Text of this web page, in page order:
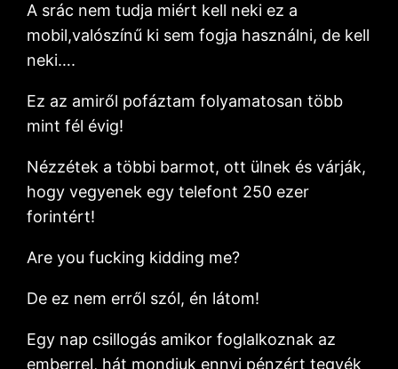
A srác nem tudja miért kell neki ez a
mobil,valószínű ki sem fogja használni, de kell
neki….
Ez az amiről pofáztam folyamatosan több
mint fél évig!
Nézzétek a többi barmot, ott ülnek és várják,
hogy vegyenek egy telefont 250 ezer
forintért!
Are you fucking kidding me?
De ez nem erről szól, én látom!
Egy nap csillogás amikor foglalkoznak az
emberrel, hát mondjuk ennyi pénzért tegyék